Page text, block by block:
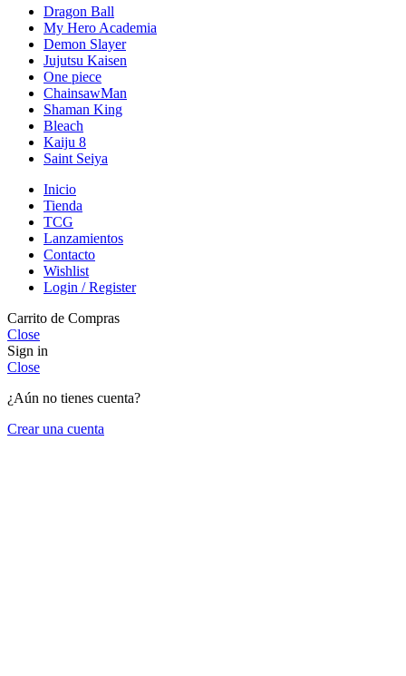
Dragon Ball
My Hero Academia
Demon Slayer
Jujutsu Kaisen
One piece
ChainsawMan
Shaman King
Bleach
Kaiju 8
Saint Seiya
Inicio
Tienda
TCG
Lanzamientos
Contacto
Wishlist
Login / Register
Carrito de Compras
Close
Sign in
Close
¿Aún no tienes cuenta?
Crear una cuenta